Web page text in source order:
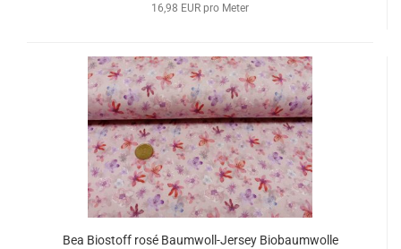
16,98 EUR pro Meter
Bea Biostoff rosé Baumwoll-Jersey Biobaumwolle